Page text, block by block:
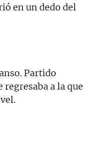
en un dedo del
Partido
regresaba a la que